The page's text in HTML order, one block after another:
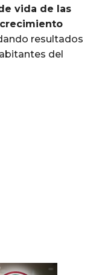
vida de las
crecimiento
resultados
del